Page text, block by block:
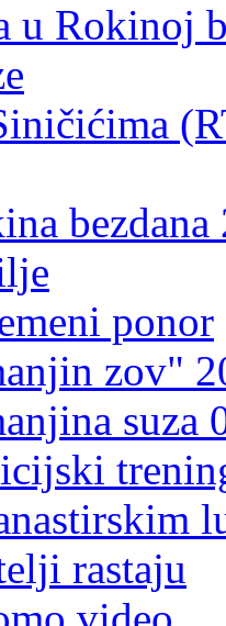
u Rokinoj
bezdana
ponor
zov"
suza
rastaju